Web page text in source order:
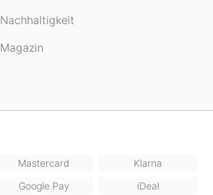
Nachhaltigkeit
Magazin
Mastercard
Klarna
Google Pay iDeal